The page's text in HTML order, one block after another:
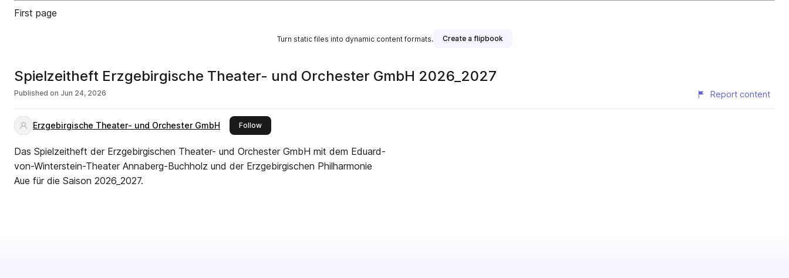
First page
Turn static files into dynamic content formats. Create a flipbook
Spielzeitheft Erzgebirgische Theater- und Orchester GmbH 2026_2027
Published on Jun 24, 2026 Report content
Erzgebirgische Theater- und Orchester GmbH Followthis publisher
Das Spielzeitheft der Erzgebirgischen Theater- und Orchester GmbH mit dem Eduard-
von-Winterstein-Theater Annaberg-Buchholz und der Erzgebirgischen Philharmonie
Aue für die Saison 2026_2027.